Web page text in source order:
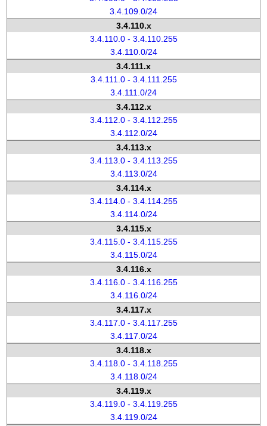
3.4.109.0/24
3.4.110.x
3.4.110.0 - 3.4.110.255
3.4.110.0/24
3.4.111.x
3.4.111.0 - 3.4.111.255
3.4.111.0/24
3.4.112.x
3.4.112.0 - 3.4.112.255
3.4.112.0/24
3.4.113.x
3.4.113.0 - 3.4.113.255
3.4.113.0/24
3.4.114.x
3.4.114.0 - 3.4.114.255
3.4.114.0/24
3.4.115.x
3.4.115.0 - 3.4.115.255
3.4.115.0/24
3.4.116.x
3.4.116.0 - 3.4.116.255
3.4.116.0/24
3.4.117.x
3.4.117.0 - 3.4.117.255
3.4.117.0/24
3.4.118.x
3.4.118.0 - 3.4.118.255
3.4.118.0/24
3.4.119.x
3.4.119.0 - 3.4.119.255
3.4.119.0/24